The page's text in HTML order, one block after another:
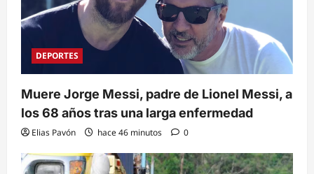
DEPORTES
Muere Jorge Messi, padre de Lionel Messi, a
los 68 años tras una larga enfermedad
Elias Pavón hace 46 minutos 0